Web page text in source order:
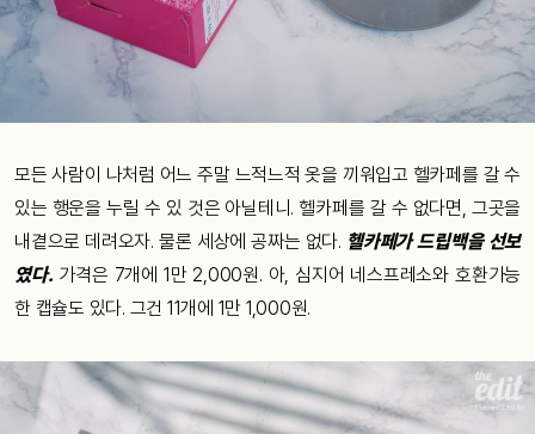
모든 사람이 나처럼 어느 주말 느적느적 옷을 끼워입고 헬카페를 갈 수
있는 행운을 누릴 수 있 것은 아닐테니. 헬카페를 갈 수 없다면, 그곳을
내곁으로 데려오자. 물론 세상에 공짜는 없다. 헬카페가 드립백을 선보
였다. 가격은 7개에 1만 2,000원. 아, 심지어 네스프레소와 호환가능
한 캡슐도 있다. 그건 11개에 1만 1,000원.